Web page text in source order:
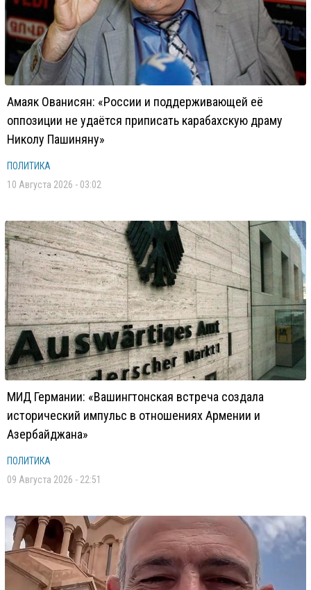
Амаяк Ованисян: «России и поддерживающей её
оппозиции не удаётся приписать карабахскую драму
Николу Пашиняну»
ПОЛИТИКА
10 Августа 2026 - 03:02
МИД Германии: «Вашингтонская встреча создала
исторический импульс в отношениях Армении и
Азербайджана»
ПОЛИТИКА
09 Августа 2026 - 22:51